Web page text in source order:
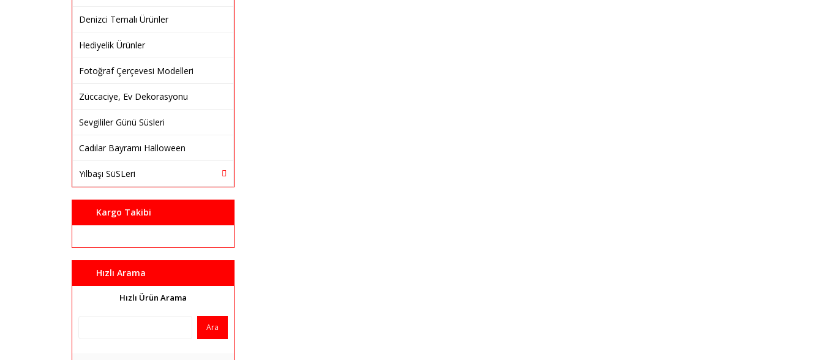
Denizci Temalı Ürünler
Hediyelik Ürünler
Fotoğraf Çerçevesi Modelleri
Züccaciye, Ev Dekorasyonu
Sevgililer Günü Süsleri
Cadılar Bayramı Halloween
Yılbaşı SüSLeri
Kargo Takibi
Hızlı Arama
Hızlı Ürün Arama
Ara